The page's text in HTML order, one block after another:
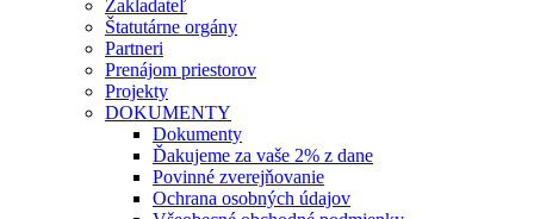
Zakladateľ
Štatutárne orgány
Partneri
Prenájom priestorov
Projekty
DOKUMENTY
Dokumenty
Ďakujeme za vaše 2% z dane
Povinné zverejňovanie
Ochrana osobných údajov